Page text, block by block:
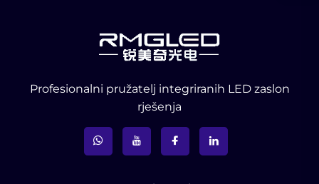
Profesionalni pružatelj integriranih LED zaslon
rješenja